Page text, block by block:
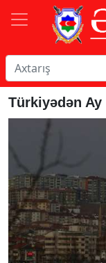
Türkiyədən